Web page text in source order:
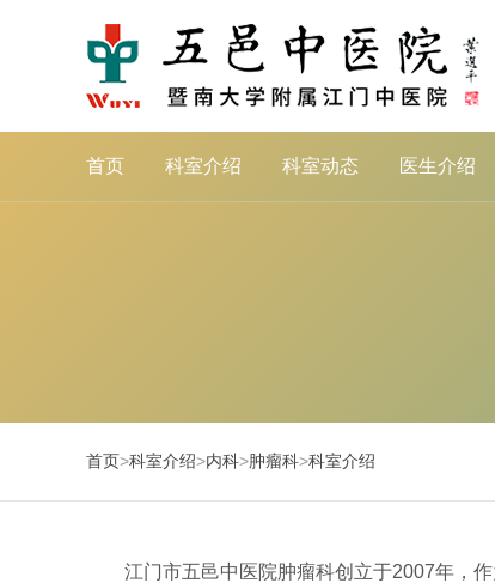
首页 科室介绍 科室动态 医生介绍
首页>科室介绍>内科>肿瘤科>科室介绍
江门市五邑中医院肿瘤科创立于2007年，作